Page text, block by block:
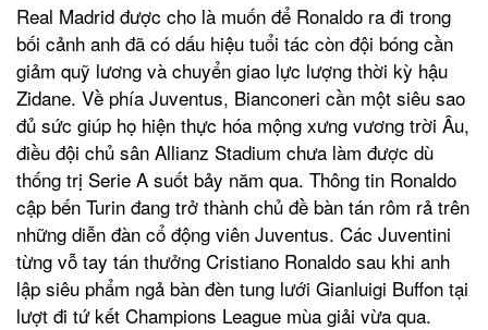
Real Madrid được cho là muốn để Ronaldo ra đi trong
bối cảnh anh đã có dấu hiệu tuổi tác còn đội bóng cần
giảm quỹ lương và chuyển giao lực lượng thời kỳ hậu
Zidane. Về phía Juventus, Bianconeri cần một siêu sao
đủ sức giúp họ hiện thực hóa mộng xưng vương trời Âu,
điều đội chủ sân Allianz Stadium chưa làm được dù
thống trị Serie A suốt bảy năm qua. Thông tin Ronaldo
cập bến Turin đang trở thành chủ đề bàn tán rôm rả trên
những diễn đàn cổ động viên Juventus. Các Juventini
từng vỗ tay tán thưởng Cristiano Ronaldo sau khi anh
lập siêu phẩm ngả bàn đèn tung lưới Gianluigi Buffon tại
lượt đi tứ kết Champions League mùa giải vừa qua.